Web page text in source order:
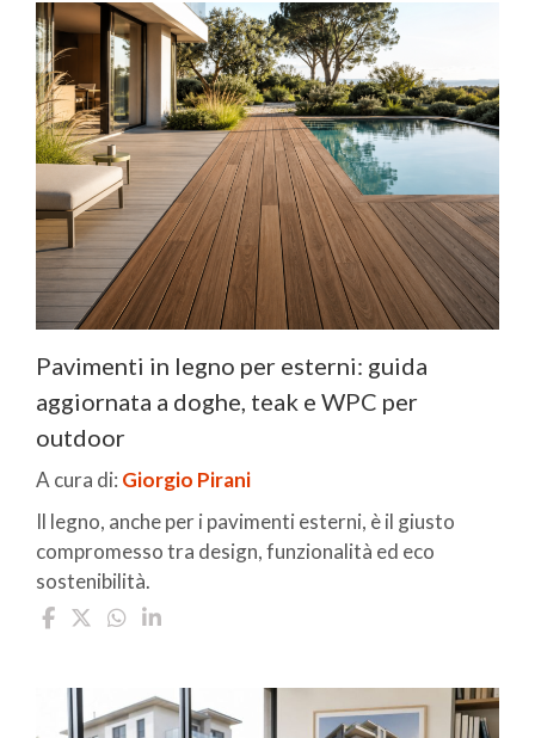
Pavimenti in legno per esterni: guida
aggiornata a doghe, teak e WPC per
outdoor
A cura di: Giorgio Pirani
Il legno, anche per i pavimenti esterni, è il giusto
compromesso tra design, funzionalità ed eco
sostenibilità.